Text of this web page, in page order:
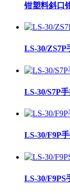
钳塑料斜口
LS-30/
LS-30/S7P
LS-30/F9P
LS-30/